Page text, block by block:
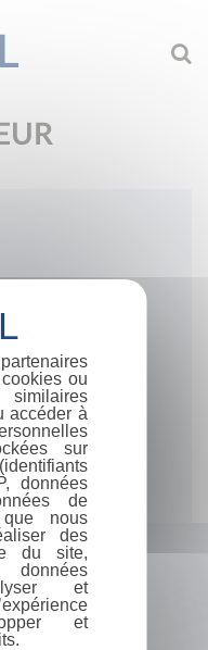
ou
accéder à
sur
données
de
que nous
des
du site,
et
et